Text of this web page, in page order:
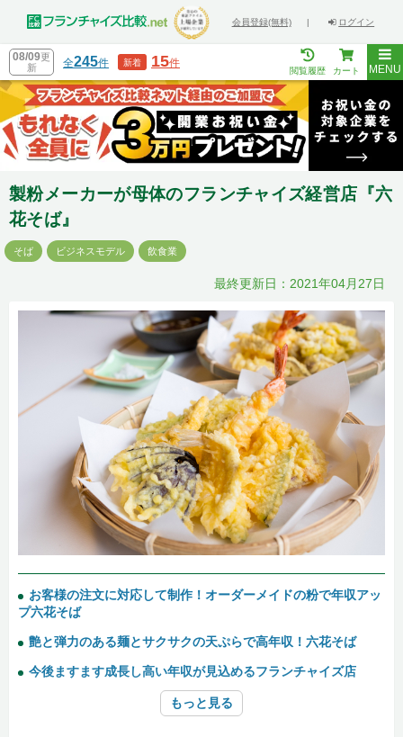
会員登録(無料) | ログイン
08/09更
新
全245件 新着 15件
閲覧履歴 カート MENU
製粉メーカーが母体のフランチャイズ経営店『六
花そば』
そば ビジネスモデル 飲食業
最終更新日：2021年04月27日
お客様の注文に対応して制作！オーダーメイドの粉で年収アッ
プ六花そば
艶と弾力のある麺とサクサクの天ぷらで高年収！六花そば
今後ますます成長し高い年収が見込めるフランチャイズ店
もっと見る